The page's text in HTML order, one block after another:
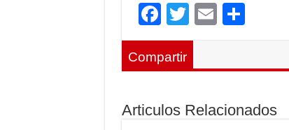
F
ac
e
o
T
wi
E
ar
Compartir
Articulos Relacionados